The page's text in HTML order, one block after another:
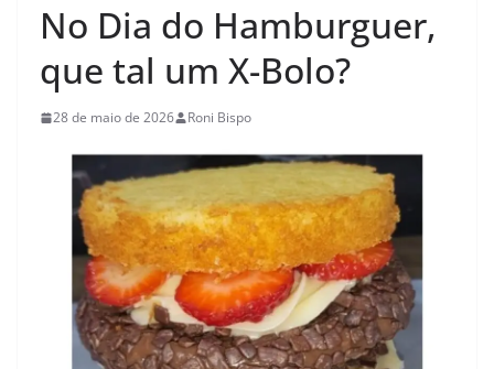
No Dia do Hamburguer,
que tal um X-Bolo?
28 de maio de 2026 Roni Bispo